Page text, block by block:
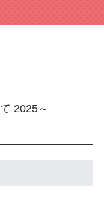
2025～